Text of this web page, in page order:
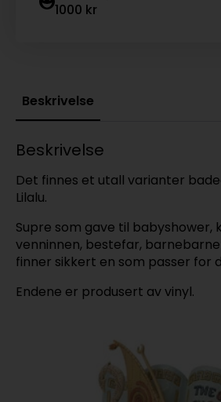
1000 kr
Beskrivelse
Beskrivelse
Det finnes et utall varianter
Lilalu.
Supre som gave til babyshower,
venninnen, bestefar,
finner sikkert en som passer for
Endene er produsert av vinyl.